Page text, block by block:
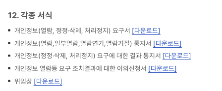
12. 각종 서식
개인정보(열람, 정정·삭제, 처리정지) 요구서 [다운로드]
개인정보(열람,일부열람,열람연기,열람거절) 통지서 [다운로드]
개인정보(정정·삭제, 처리정지) 요구에 대한 결과 통지서 [다운로드]
개인정보 열람등 요구 조치결과에 대한 이의신청서 [다운로드]
위임장 [다운로드]